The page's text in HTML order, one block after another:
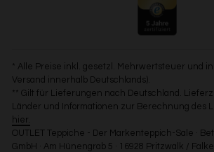
* Alle Preise inkl. gesetzl. Mehrwertsteuer und
Versand innerhalb Deutschlands).
** Gilt für Lieferungen nach Deutschland.
Länder und Informationen zur Berechnung des
hier.
OUTLET Teppiche - Der Markenteppich-Sale ·
GmbH · Am Hünengrab 5 · 16928 Pritzwalk /